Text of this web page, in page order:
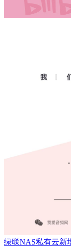
绿联NAS私有云新